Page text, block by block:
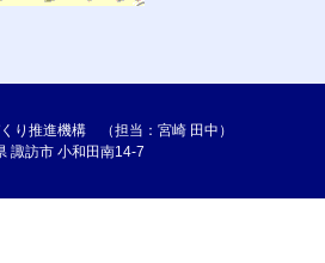
り推進機構 （担当：宮崎 田中）
諏訪市 小和田南14-7